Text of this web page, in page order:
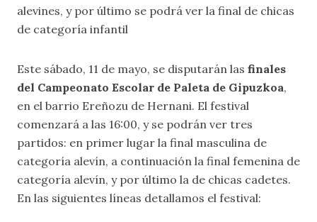
alevines, y por último se podrá ver la final de chicas
de categoría infantil
Este sábado, 11 de mayo, se disputarán las finales
del Campeonato Escolar de Paleta de Gipuzkoa,
en el barrio Ereñozu de Hernani. El festival
comenzará a las 16:00, y se podrán ver tres
partidos: en primer lugar la final masculina de
categoría alevín, a continuación la final femenina de
categoría alevín, y por último la de chicas cadetes.
En las siguientes líneas detallamos el festival: